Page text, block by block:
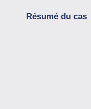
Résumé du cas